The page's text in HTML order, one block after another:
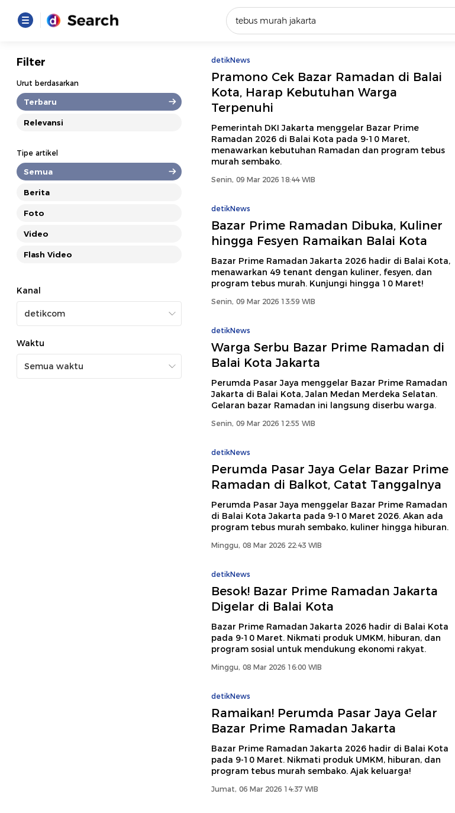
Loading...
Promoted
Terakhir yang dicari
Loading...
Filter
Urut berdasarkan
Terbaru
Relevansi
Tipe artikel
Semua
Berita
Foto
Video
Flash Video
Kanal
Waktu
detikNews
Pramono Cek Bazar Ramadan di Balai
Kota, Harap Kebutuhan Warga
Terpenuhi
Pemerintah DKI Jakarta menggelar Bazar Prime
Ramadan 2026 di Balai Kota pada 9-10 Maret,
menawarkan kebutuhan Ramadan dan program tebus
murah sembako.
Senin, 09 Mar 2026 18:44 WIB
detikNews
Bazar Prime Ramadan Dibuka, Kuliner
hingga Fesyen Ramaikan Balai Kota
Bazar Prime Ramadan Jakarta 2026 hadir di Balai Kota,
menawarkan 49 tenant dengan kuliner, fesyen, dan
program tebus murah. Kunjungi hingga 10 Maret!
Senin, 09 Mar 2026 13:59 WIB
detikNews
Warga Serbu Bazar Prime Ramadan di
Balai Kota Jakarta
Perumda Pasar Jaya menggelar Bazar Prime Ramadan
Jakarta di Balai Kota, Jalan Medan Merdeka Selatan.
Gelaran bazar Ramadan ini langsung diserbu warga.
Senin, 09 Mar 2026 12:55 WIB
detikNews
Perumda Pasar Jaya Gelar Bazar Prime
Ramadan di Balkot, Catat Tanggalnya
Perumda Pasar Jaya menggelar Bazar Prime Ramadan
di Balai Kota Jakarta pada 9-10 Maret 2026. Akan ada
program tebus murah sembako, kuliner hingga hiburan.
Minggu, 08 Mar 2026 22:43 WIB
detikNews
Besok! Bazar Prime Ramadan Jakarta
Digelar di Balai Kota
Bazar Prime Ramadan Jakarta 2026 hadir di Balai Kota
pada 9-10 Maret. Nikmati produk UMKM, hiburan, dan
program sosial untuk mendukung ekonomi rakyat.
Minggu, 08 Mar 2026 16:00 WIB
detikNews
Ramaikan! Perumda Pasar Jaya Gelar
Bazar Prime Ramadan Jakarta
Bazar Prime Ramadan Jakarta 2026 hadir di Balai Kota
pada 9-10 Maret. Nikmati produk UMKM, hiburan, dan
program tebus murah sembako. Ajak keluarga!
Jumat, 06 Mar 2026 14:37 WIB